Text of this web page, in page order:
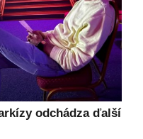
odchádza ďalší